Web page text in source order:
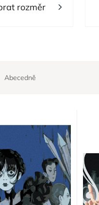
Abecedně
rozměr